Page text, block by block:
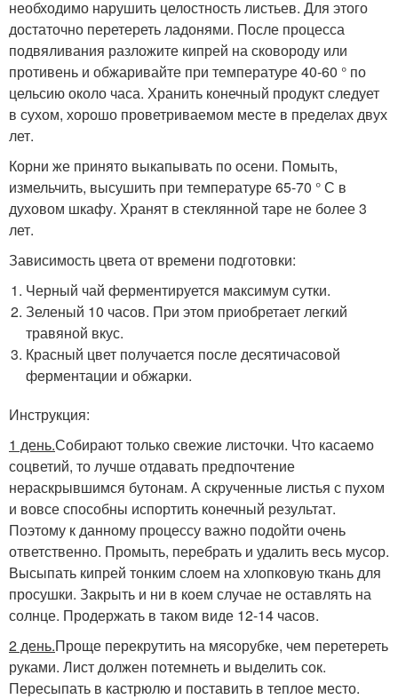
необходимо нарушить целостность листьев. Для этого
достаточно перетереть ладонями. После процесса
подвяливания разложите кипрей на сковороду или
противень и обжаривайте при температуре 40-60 ° по
цельсию около часа. Хранить конечный продукт следует
в сухом, хорошо проветриваемом месте в пределах двух
лет.
Корни же принято выкапывать по осени. Помыть,
измельчить, высушить при температуре 65-70 ° С в
духовом шкафу. Хранят в стеклянной таре не более 3
лет.
Зависимость цвета от времени подготовки:
Черный чай ферментируется максимум сутки.
Зеленый 10 часов. При этом приобретает легкий
травяной вкус.
Красный цвет получается после десятичасовой
ферментации и обжарки.
Инструкция:
1 день.Собирают только свежие листочки. Что касаемо
соцветий, то лучше отдавать предпочтение
нераскрывшимся бутонам. А скрученные листья с пухом
и вовсе способны испортить конечный результат.
Поэтому к данному процессу важно подойти очень
ответственно. Промыть, перебрать и удалить весь мусор.
Высыпать кипрей тонким слоем на хлопковую ткань для
просушки. Закрыть и ни в коем случае не оставлять на
солнце. Продержать в таком виде 12-14 часов.
2 день.Проще перекрутить на мясорубке, чем перетереть
руками. Лист должен потемнеть и выделить сок.
Пересыпать в кастрюлю и поставить в теплое место.